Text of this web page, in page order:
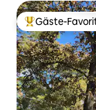
Beliebter
Gäste-